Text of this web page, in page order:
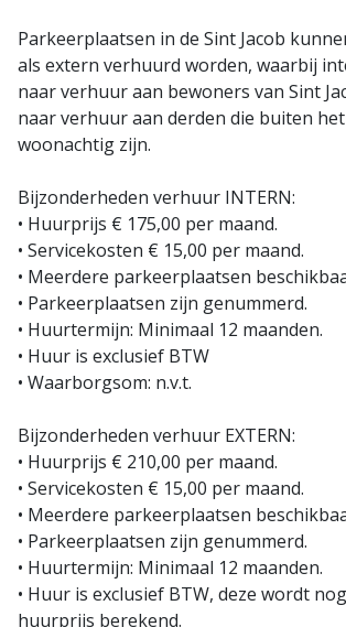
Parkeerplaatsen in de Sint Jacob
als extern verhuurd worden, waarbij
naar verhuur aan bewoners van Sint
naar verhuur aan derden die buiten
woonachtig zijn.
Bijzonderheden verhuur INTERN:
• Huurprijs € 175,00 per maand.
• Servicekosten € 15,00 per maand.
• Meerdere parkeerplaatsen
• Parkeerplaatsen zijn genummerd.
• Huurtermijn: Minimaal 12 maanden.
• Huur is exclusief BTW
• Waarborgsom: n.v.t.
Bijzonderheden verhuur EXTERN:
• Huurprijs € 210,00 per maand.
• Servicekosten € 15,00 per maand.
• Meerdere parkeerplaatsen
• Parkeerplaatsen zijn genummerd.
• Huurtermijn: Minimaal 12 maanden.
• Huur is exclusief BTW, deze wordt
huurprijs berekend.